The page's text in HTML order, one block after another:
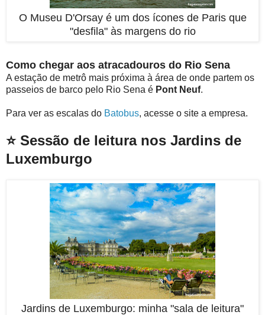
O Museu D'Orsay é um dos ícones de Paris que
"desfila" às margens do rio
Como chegar aos atracadouros do Rio Sena
A estação de metrô mais próxima à área de onde partem os
passeios de barco pelo Rio Sena é Pont Neuf.
Para ver as escalas do Batobus, acesse o site a empresa.
⭐ Sessão de leitura nos Jardins de
Luxemburgo
Jardins de Luxemburgo: minha "sala de leitura"